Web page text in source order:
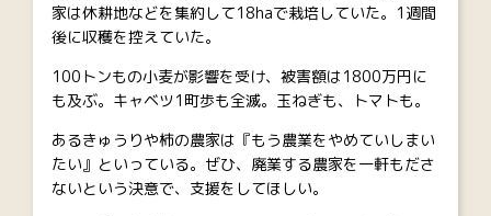
家は休耕地などを集約して18haで栽培していた。1週間
後に収穫を控えていた。
100トンもの小麦が影響を受け、被害額は1800万円に
も及ぶ。キャベツ1町歩も全滅。玉ねぎも、トマトも。
あるきゅうりや柿の農家は『もう農業をやめていしまい
たい』といっている。ぜひ、廃業する農家を一軒もださ
ないという決意で、支援をしてほしい。